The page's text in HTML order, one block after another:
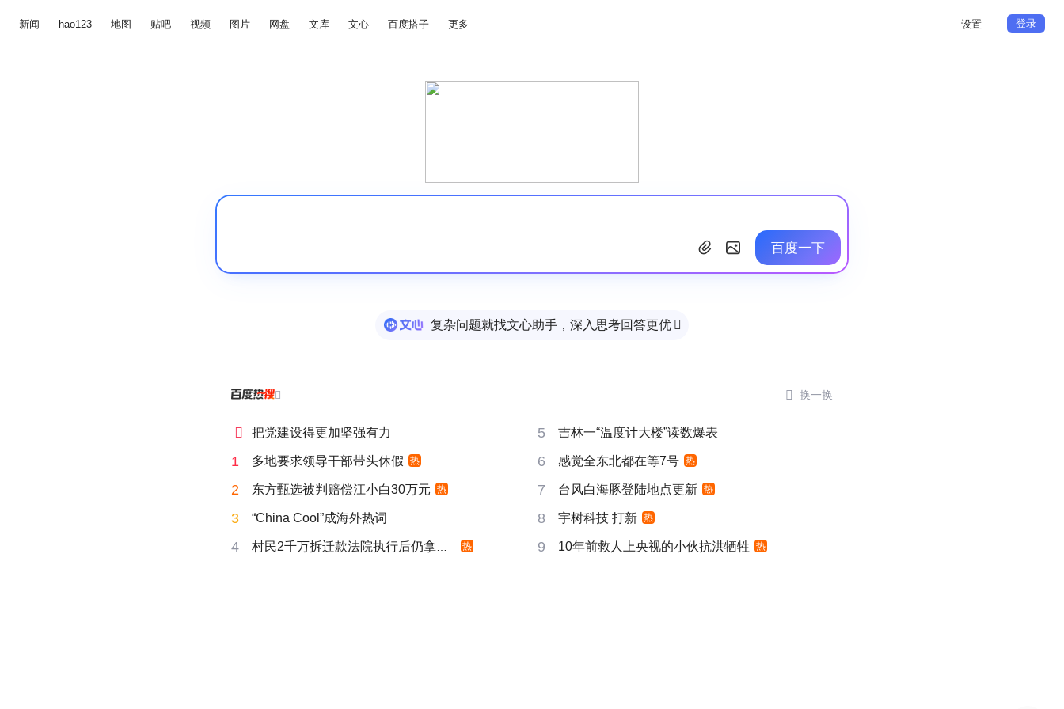
新闻 hao123 地图 贴吧 视频 图片 网盘 文库 文心 百度搭子 更多 设置 登录
百度一下
复杂问题就找文心助手，深入思考回答更优 
  换一换
 把党建设得更加坚强有力 5 吉林一“温度计大楼”读数爆表
1 多地要求领导干部带头休假 热 6 感觉全东北都在等7号 热
2 东方甄选被判赔偿江小白30万元 热 7 台风白海豚登陆地点更新 热
3 “China Cool”成海外热词 8 宇树科技 打新 热
4 村民2千万拆迁款法院执行后仍拿不到 热 9 10年前救人上央视的小伙抗洪牺牲 热